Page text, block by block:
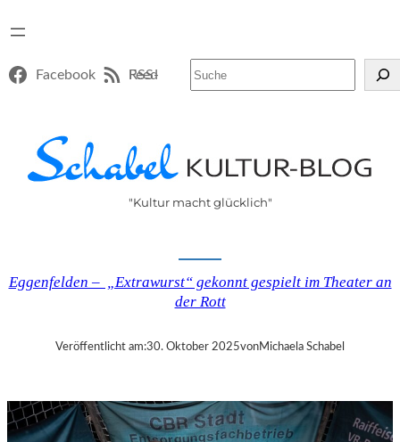
Facebook RSS-Feed
"Kultur macht glücklich"
Eggenfelden – „Extrawurst“ gekonnt gespielt im Theater an
der Rott
Veröffentlicht am:30. Oktober 2025vonMichaela Schabel